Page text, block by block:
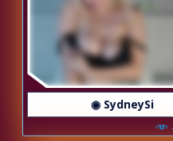
◉ SydneySi